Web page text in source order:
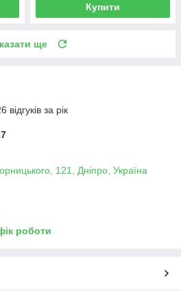
Купити
ще
за рік
121, Дніпро, Україна
роботи